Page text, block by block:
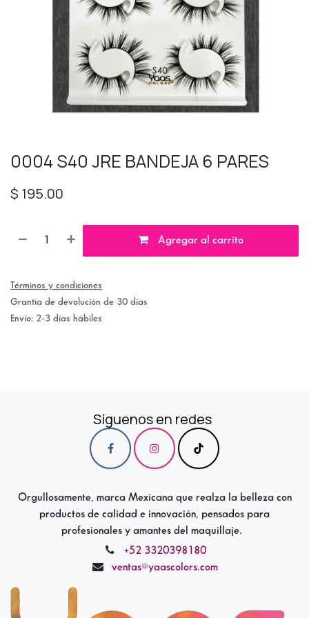
0004 S40 JRE BANDEJA 6 PARES
$ 195.00
Agregar al carrito
Términos y condiciones
Grantía de devolución de 30 días
Envío: 2-3 días hábiles
Síguenos en redes
Orgullosamente, marca Mexicana que realza la belleza con
productos de calidad e innovación, pensados para
profesionales y amantes del maquillaje.
+52 3320398180
ventas@yaascolors.com